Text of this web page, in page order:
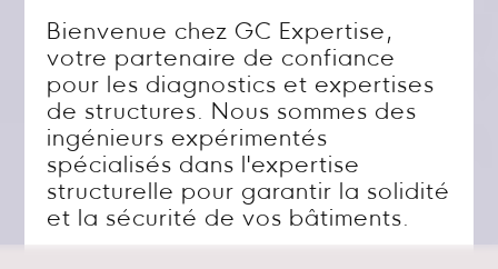
Bienvenue chez GC Expertise,
votre partenaire de confiance
pour les diagnostics et expertises
de structures. Nous sommes des
ingénieurs expérimentés
spécialisés dans l'expertise
structurelle pour garantir la solidité
et la sécurité de vos bâtiments.